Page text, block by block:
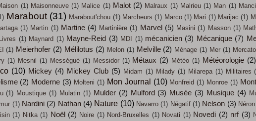
(1) Maisonneuve (1) Malice (1) Malot (2) Malraux (1) Malrieu (1) Man (1)
Marabout (31) Marabout'chou (1) Marcheurs (1) Marco (1) Mari (1) Marijac (1)
(1) Martin (1) Martine (4) Martinière (1) Marvel (5) Masini (1) Masson (1)
(1) Maynard (1) Mayne-Reid (3) MDI (1) mécanicien (3) Mécanique (7)
(1) Meierhofer (2) Mélilotus (2) Melon (1) Melville (2) Ménage (1) Mer (1)
(1) Mesnil (1) Mességué (1) Messidor (1) Métaux (2) Météo (1) Météorologie (2)
(10) Mickey (4) Mickey Club (5) Midam (1) Milady (1) Milarepa (1) Militaires
(2) Moderne (3) Molteni (1) Mon Journal (10) Monfreid (1) Monroe (1)
(1) Moustique (1) Mulatin (1) Mulder (2) Mulford (3) Musée (3) Musique (4)
(1) Nardini (2) Nathan (4) Nature (10) Navarro (1) Négatif (1) Nelson (3) Néron
(1) Nitka (1) Noël (2) Noire (1) Nord-Bruxelles (1) Novati (1) Novedi (2) nrf (3)